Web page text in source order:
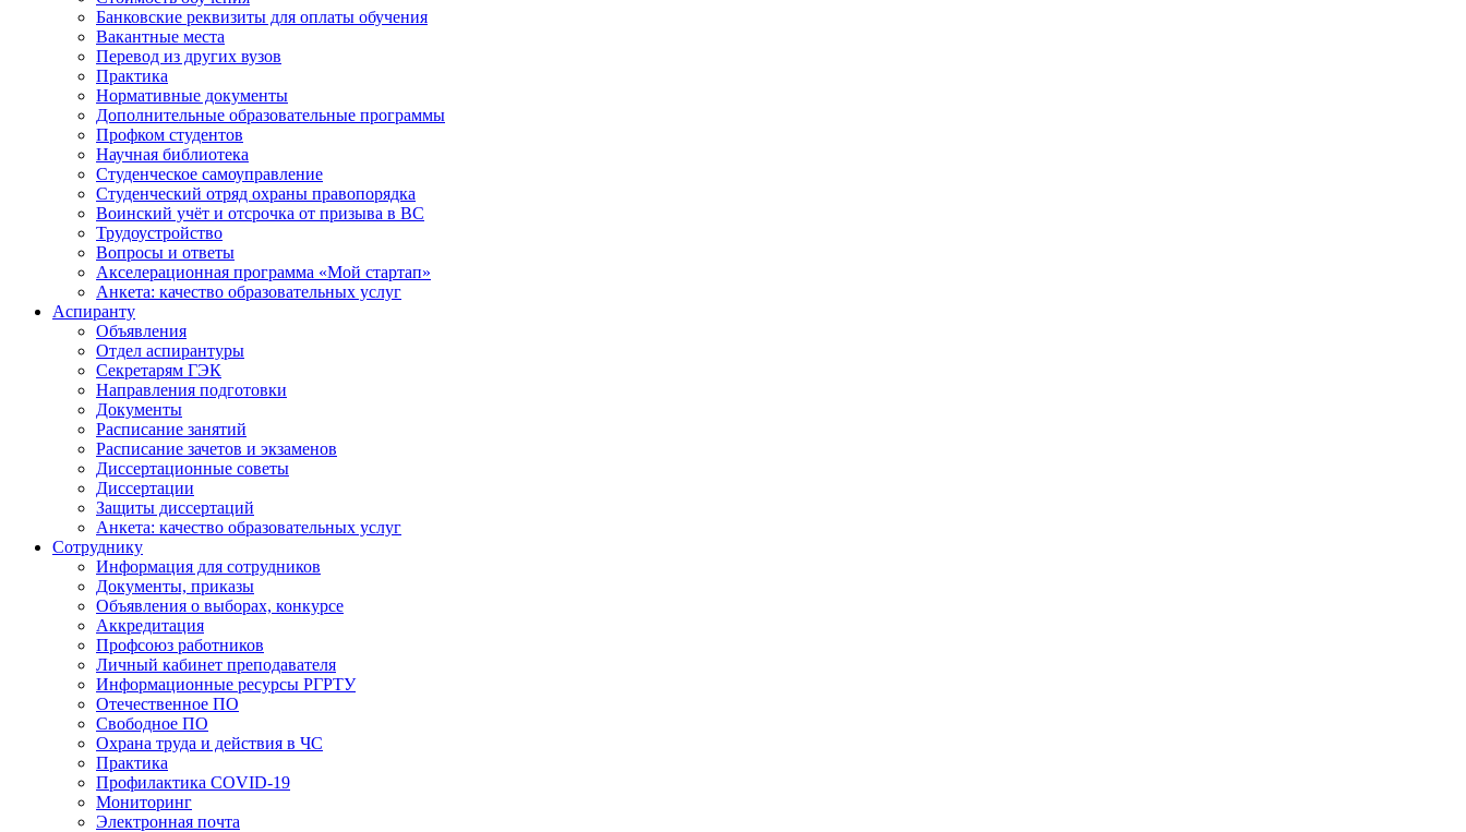
Банковские реквизиты для оплаты обучения
Вакантные места
Перевод из других вузов
Практика
Нормативные документы
Дополнительные образовательные программы
Профком студентов
Научная библиотека
Студенческое самоуправление
Студенческий отряд охраны правопорядка
Воинский учёт и отсрочка от призыва в ВС
Трудоустройство
Вопросы и ответы
Акселерационная программа «Мой стартап»
Анкета: качество образовательных услуг
Аспиранту
Объявления
Отдел аспирантуры
Секретарям ГЭК
Направления подготовки
Документы
Расписание занятий
Расписание зачетов и экзаменов
Диссертационные советы
Диссертации
Защиты диссертаций
Анкета: качество образовательных услуг
Сотруднику
Информация для сотрудников
Документы, приказы
Объявления о выборах, конкурсе
Аккредитация
Профсоюз работников
Личный кабинет преподавателя
Информационные ресурсы РГРТУ
Отечественное ПО
Свободное ПО
Охрана труда и действия в ЧС
Практика
Профилактика COVID-19
Мониторинг
Электронная почта